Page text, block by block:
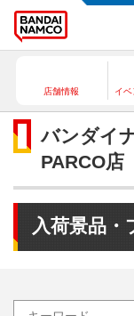
店舗情報 イ
バンダイ
PARCO店
入荷景品・